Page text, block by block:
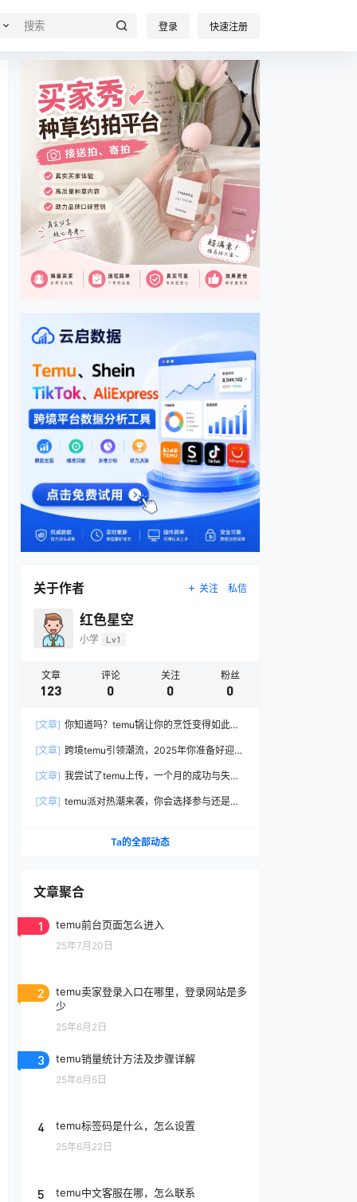
登录 快速注册
关于作者 关注 私信
红色星空
小学 Lv1
文章
123
评论
0
关注
0
粉丝
0
[文章] 你知道吗？temu锅让你的烹饪变得如此简
[文章] 跨境temu引领潮流，2025年你准备好迎接
[文章] 我尝试了temu上传，一个月的成功与失败
[文章] temu派对热潮来袭，你会选择参与还是观
Ta的全部动态
文章聚合
1 temu前台页面怎么进入
25年7月20日
2
temu卖家登录入口在哪里，登录网站是多
少
25年6月2日
3 temu销量统计方法及步骤详解
25年6月5日
4 temu标签码是什么，怎么设置
25年6月22日
5 temu中文客服在哪，怎么联系